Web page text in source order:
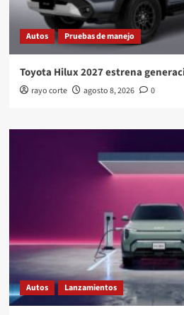
Autos Pruebas de manejo
Toyota Hilux 2027 estrena
rayo corte agosto 8, 2026 0
Autos Lanzamientos